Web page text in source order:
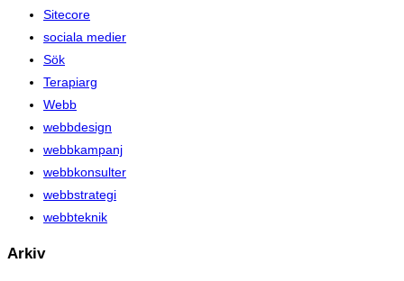
Sitecore
sociala medier
Sök
Terapiarg
Webb
webbdesign
webbkampanj
webbkonsulter
webbstrategi
webbteknik
Arkiv